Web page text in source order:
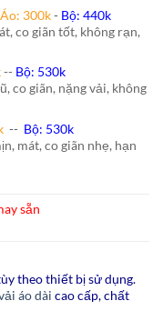
300k- Bộ: 440k
co giãn tốt, không rạn,
-- Bộ: 530k
co giãn, nặng vải, không
-- Bộ: 530k
mát, co giãn nhẹ, hạn
sẵn
theo thiết bị sử dụng.
áo dài cao cấp, chất